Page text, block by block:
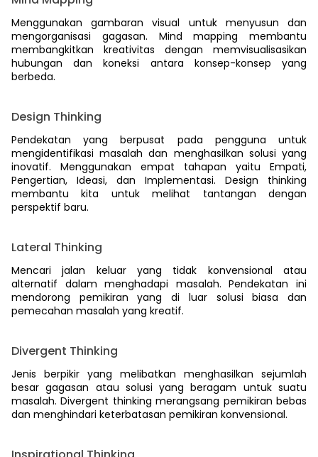
Menggunakan gambaran visual untuk menyusun dan
mengorganisasi gagasan. Mind mapping membantu
membangkitkan kreativitas dengan memvisualisasikan
hubungan dan koneksi antara konsep-konsep yang
berbeda.
Design Thinking
Pendekatan yang berpusat pada pengguna untuk
mengidentifikasi masalah dan menghasilkan solusi yang
inovatif. Menggunakan empat tahapan yaitu Empati,
Pengertian, Ideasi, dan Implementasi. Design thinking
membantu kita untuk melihat tantangan dengan
perspektif baru.
Lateral Thinking
Mencari jalan keluar yang tidak konvensional atau
alternatif dalam menghadapi masalah. Pendekatan ini
mendorong pemikiran yang di luar solusi biasa dan
pemecahan masalah yang kreatif.
Divergent Thinking
Jenis berpikir yang melibatkan menghasilkan sejumlah
besar gagasan atau solusi yang beragam untuk suatu
masalah. Divergent thinking merangsang pemikiran bebas
dan menghindari keterbatasan pemikiran konvensional.